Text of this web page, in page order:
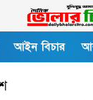
আইন বিচার